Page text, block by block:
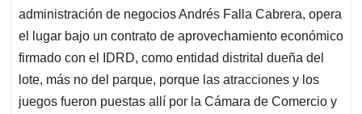
administración de negocios Andrés Falla Cabrera, opera
el lugar bajo un contrato de aprovechamiento económico
firmado con el IDRD, como entidad distrital dueña del
lote, más no del parque, porque las atracciones y los
juegos fueron puestas allí por la Cámara de Comercio y